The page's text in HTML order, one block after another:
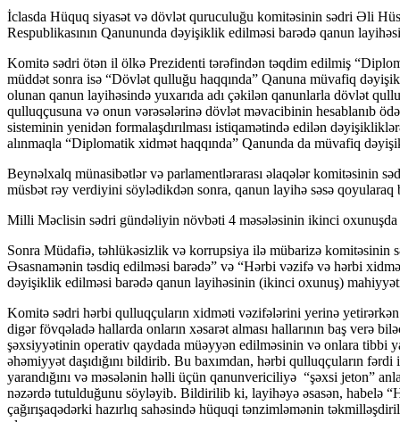
İclasda Hüquq siyasət və dövlət quruculuğu komitəsinin sədri Əli
Respublikasının Qanununda dəyişiklik edilməsi barədə qanun
Komitə sədri ötən il ölkə Prezidenti tərəfindən təqdim edilmiş
müddət sonra isə “Dövlət qulluğu haqqında” Qanuna müvafiq
olunan qanun layihəsində yuxarıda adı çəkilən qanunlarla dövlət
qulluqçusuna və onun vərəsələrinə dövlət məvacibinin hesablanıb
sisteminin yenidən formalaşdırılması istiqamətində edilən
alınmaqla “Diplomatik xidmət haqqında” Qanunda da müvafiq
Beynəlxalq münasibətlər və parlamentlərarası əlaqələr komitəsinin
müsbət rəy verdiyini söylədikdən sonra, qanun layihə səsə
Milli Məclisin sədri gündəliyin növbəti 4 məsələsinin ikinci
Sonra Müdafiə, təhlükəsizlik və korrupsiya ilə mübarizə komitəsinin
Əsasnamənin təsdiq edilməsi barədə” və “Hərbi vəzifə və hərbi
dəyişiklik edilməsi barədə qanun layihəsinin (ikinci oxunuş) mahiyyəti
Komitə sədri hərbi qulluqçuların xidməti vəzifələrini yerinə
digər fövqəladə hallarda onların xəsarət alması hallarının baş verə
şəxsiyyətinin operativ qaydada müəyyən edilməsinin və onlara tibbi
əhəmiyyət daşıdığını bildirib. Bu baxımdan, hərbi qulluqçuların
yarandığını və məsələnin həlli üçün qanunvericiliyə “şəxsi jeton”
nəzərdə tutulduğunu söyləyib. Bildirilib ki, layihəyə əsasən, habelə
çağırışaqədərki hazırlıq sahəsində hüquqi tənzimləmənin